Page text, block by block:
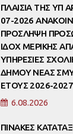
ΠΛΑΙΣΙΑ ΤΗΣ ΥΠ
07-2026
ΠΡΟΣΛΗΨΗ
ΙΔΟΧ ΜΕΡΙΚΗΣ
ΥΠΗΡΕΣΙΕΣ
ΔΗΜΟΥ ΝΕΑΣ
ΕΤΟΥΣ 2026-2027
6.08.2026
ΠΙΝΑΚΕΣ